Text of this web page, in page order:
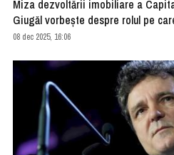
Miza dezvoltării imobiliare a
Giugăl vorbește despre rolul pe
08 dec 2025, 16:06